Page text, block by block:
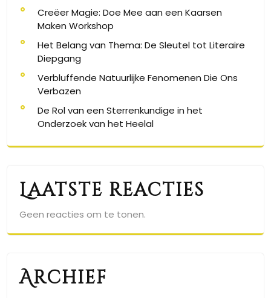
Creëer Magie: Doe Mee aan een Kaarsen
Maken Workshop
Het Belang van Thema: De Sleutel tot Literaire
Diepgang
Verbluffende Natuurlijke Fenomenen Die Ons
Verbazen
De Rol van een Sterrenkundige in het
Onderzoek van het Heelal
Laatste reacties
Geen reacties om te tonen.
Archief